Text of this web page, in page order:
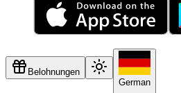
Belohnungen
German